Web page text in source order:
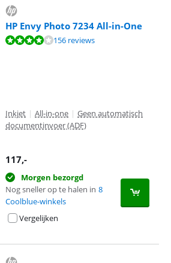
HP Envy Photo 7234 All-in-One
gebaseerd op 156 reviews.
156 reviews
Inkjet | All-in-one | Geen automatisch
documentinvoer (ADF)
117,-
Morgen bezorgd
Nog sneller op te halen in 8
Coolblue-winkels
Vergelijken